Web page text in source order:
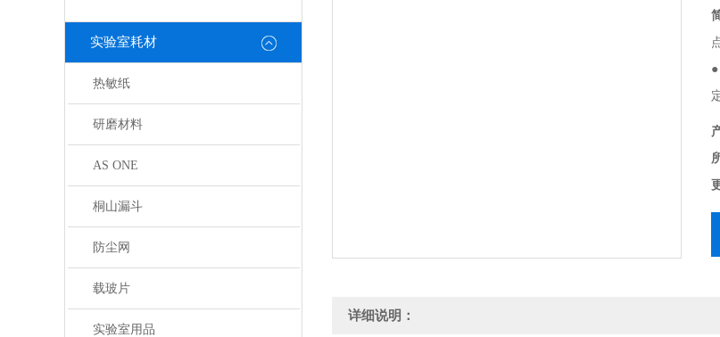
实验室耗材
热敏纸
研磨材料
AS ONE
桐山漏斗
防尘网
载玻片
实验室用品
详细说明：